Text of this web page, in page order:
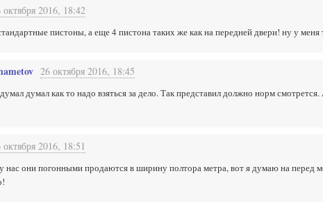
октября 2016, 18:42
пистоны, а еще 4 пистона таких же как на передней двери! ну у меня
26 октября 2016, 18:45
думал как то надо взяться за дело. Так представил должно норм
октября 2016, 18:51
нас они погонными продаются в ширину полтора метра, вот я думаю на перед